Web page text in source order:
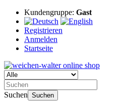
Kundengruppe: Gast
Registrieren
Anmelden
Startseite
Suchen Suchen